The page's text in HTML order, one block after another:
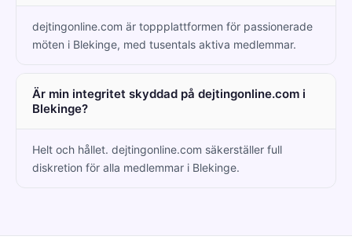
dejtingonline.com är toppplattformen för passionerade
möten i Blekinge, med tusentals aktiva medlemmar.
Är min integritet skyddad på dejtingonline.com i
Blekinge?
Helt och hållet. dejtingonline.com säkerställer full
diskretion för alla medlemmar i Blekinge.